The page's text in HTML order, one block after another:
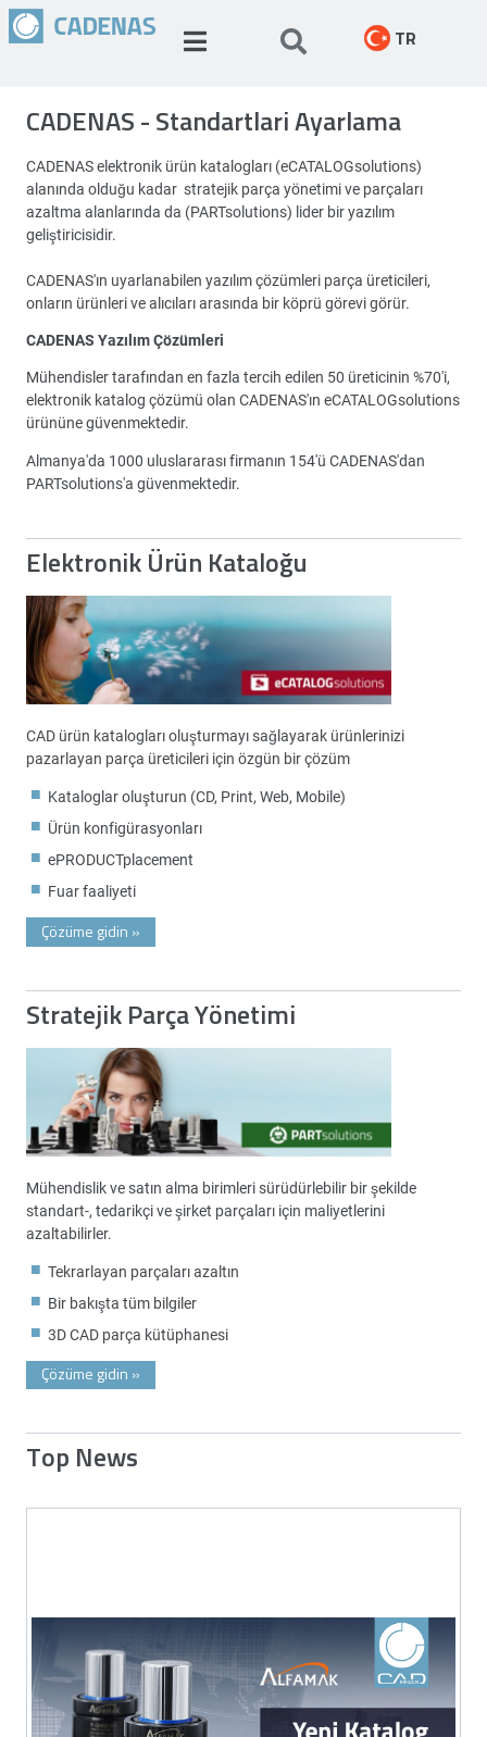
TR
CADENAS - Standartlari Ayarlama
CADENAS elektronik ürün katalogları (eCATALOGsolutions)
alanında olduğu kadar stratejik parça yönetimi ve parçaları
azaltma alanlarında da (PARTsolutions) lider bir yazılım
geliştiricisidir.
CADENAS'ın uyarlanabilen yazılım çözümleri parça üreticileri,
onların ürünleri ve alıcıları arasında bir köprü görevi görür.
CADENAS Yazılım Çözümleri
Mühendisler tarafından en fazla tercih edilen 50 üreticinin %70'i,
elektronik katalog çözümü olan CADENAS'ın eCATALOGsolutions
ürününe güvenmektedir.
Almanya'da 1000 uluslararası firmanın 154'ü CADENAS'dan
PARTsolutions'a güvenmektedir.
Elektronik Ürün Kataloğu
CAD ürün katalogları oluşturmayı sağlayarak ürünlerinizi
pazarlayan parça üreticileri için özgün bir çözüm
Kataloglar oluşturun (CD, Print, Web, Mobile)
Ürün konfigürasyonları
ePRODUCTplacement
Fuar faaliyeti
Çözüme gidin »
Stratejik Parça Yönetimi
Mühendislik ve satın alma birimleri sürüdürlebilir bir şekilde
standart-, tedarikçi ve şirket parçaları için maliyetlerini
azaltabilirler.
Tekrarlayan parçaları azaltın
Bir bakışta tüm bilgiler
3D CAD parça kütüphanesi
Çözüme gidin »
Top News